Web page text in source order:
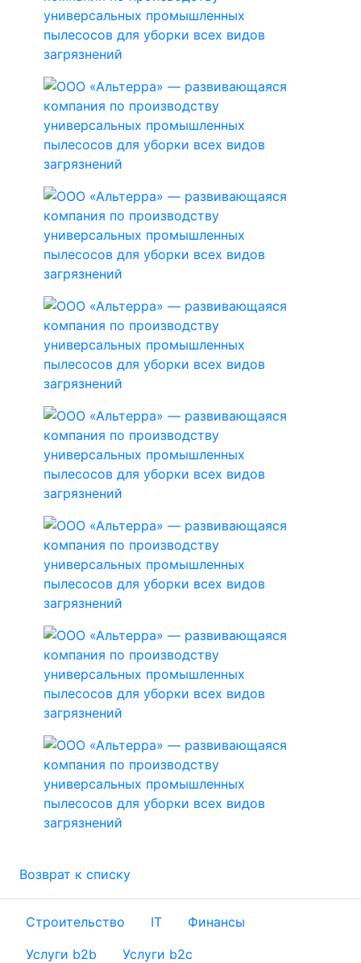
Возврат к списку
Строительство IT
Финансы
Услуги b2b
Услуги b2c